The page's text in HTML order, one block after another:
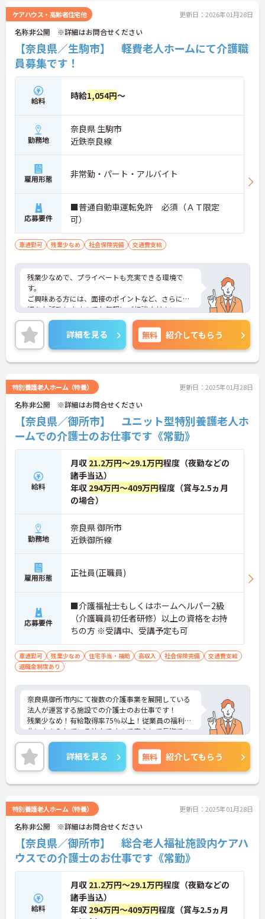
ケアハウス・高齢者住宅他 更新日：2026年01月28日
名称非公開 ※詳細はお問合せください
【奈良県／生駒市】 軽費老人ホームにて介護職
員募集です！
給料 時給1,054円～
勤務地
奈良県 生駒市
近鉄奈良線
雇用形態 非常勤・パート・アルバイト
応募要件
■普通自動車運転免許 必須（ＡＴ限定
可）
車通勤可 残業少なめ 社会保険完備 交通費支給
残業少なめで、プライベートも充実できる環境で
す。
ご興味ある方には、面接のポイントなど、さらに詳
細をお話致しますのでお気軽にご相談ください。
詳細を見る 無料 紹介してもらう
特別養護老人ホーム（特養） 更新日：2025年01月28日
名称非公開 ※詳細はお問合せください
【奈良県／御所市】 ユニット型特別養護老人ホ
ームでの介護士のお仕事です《常勤》
給料
月収 21.2万円～29.1万円程度（夜勤などの
諸手当込）
年収 294万円～409万円程度（賞与2.5ヵ月
の場合）
勤務地
奈良県 御所市
近鉄御所線
雇用形態 正社員(正職員)
応募要件
■介護福祉士もしくはホームヘルパー2級
（介護職員初任者研修）以上の資格をお持
ちの方 ※受講中、受講予定も可
車通勤可 残業少なめ 住宅手当・補助 高収入 社会保険完備
交通費支給
退職金制度あり
奈良県御所市内にて複数の介護事業を展開している
法人が運営する施設での介護士のお仕事です！
残業少なめ！有給取得率75％以上！従業員の福利厚
生に力を入れている法人ですので安心して長期での
就業が可能です！
ご興味ある方には、面接のポイントなど、さらに詳
細をお話致しますのでお気軽にご相談ください。
詳細を見る 無料 紹介してもらう
特別養護老人ホーム（特養） 更新日：2025年01月28日
名称非公開 ※詳細はお問合せください
【奈良県／御所市】 総合老人福祉施設内ケアハ
ウスでの介護士のお仕事です《常勤》
給料
月収 21.2万円～29.1万円程度（夜勤などの
諸手当込）
年収 294万円～409万円程度（賞与2.5ヵ月